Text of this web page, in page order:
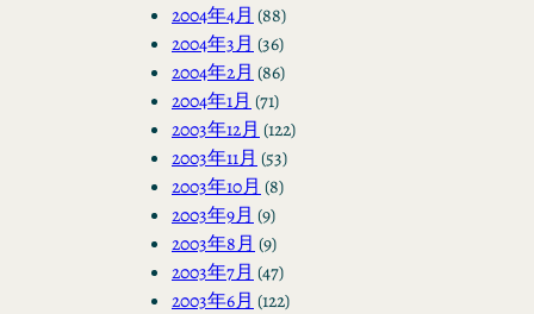
2004年4月 (88)
2004年3月 (36)
2004年2月 (86)
2004年1月 (71)
2003年12月 (122)
2003年11月 (53)
2003年10月 (8)
2003年9月 (9)
2003年8月 (9)
2003年7月 (47)
2003年6月 (122)